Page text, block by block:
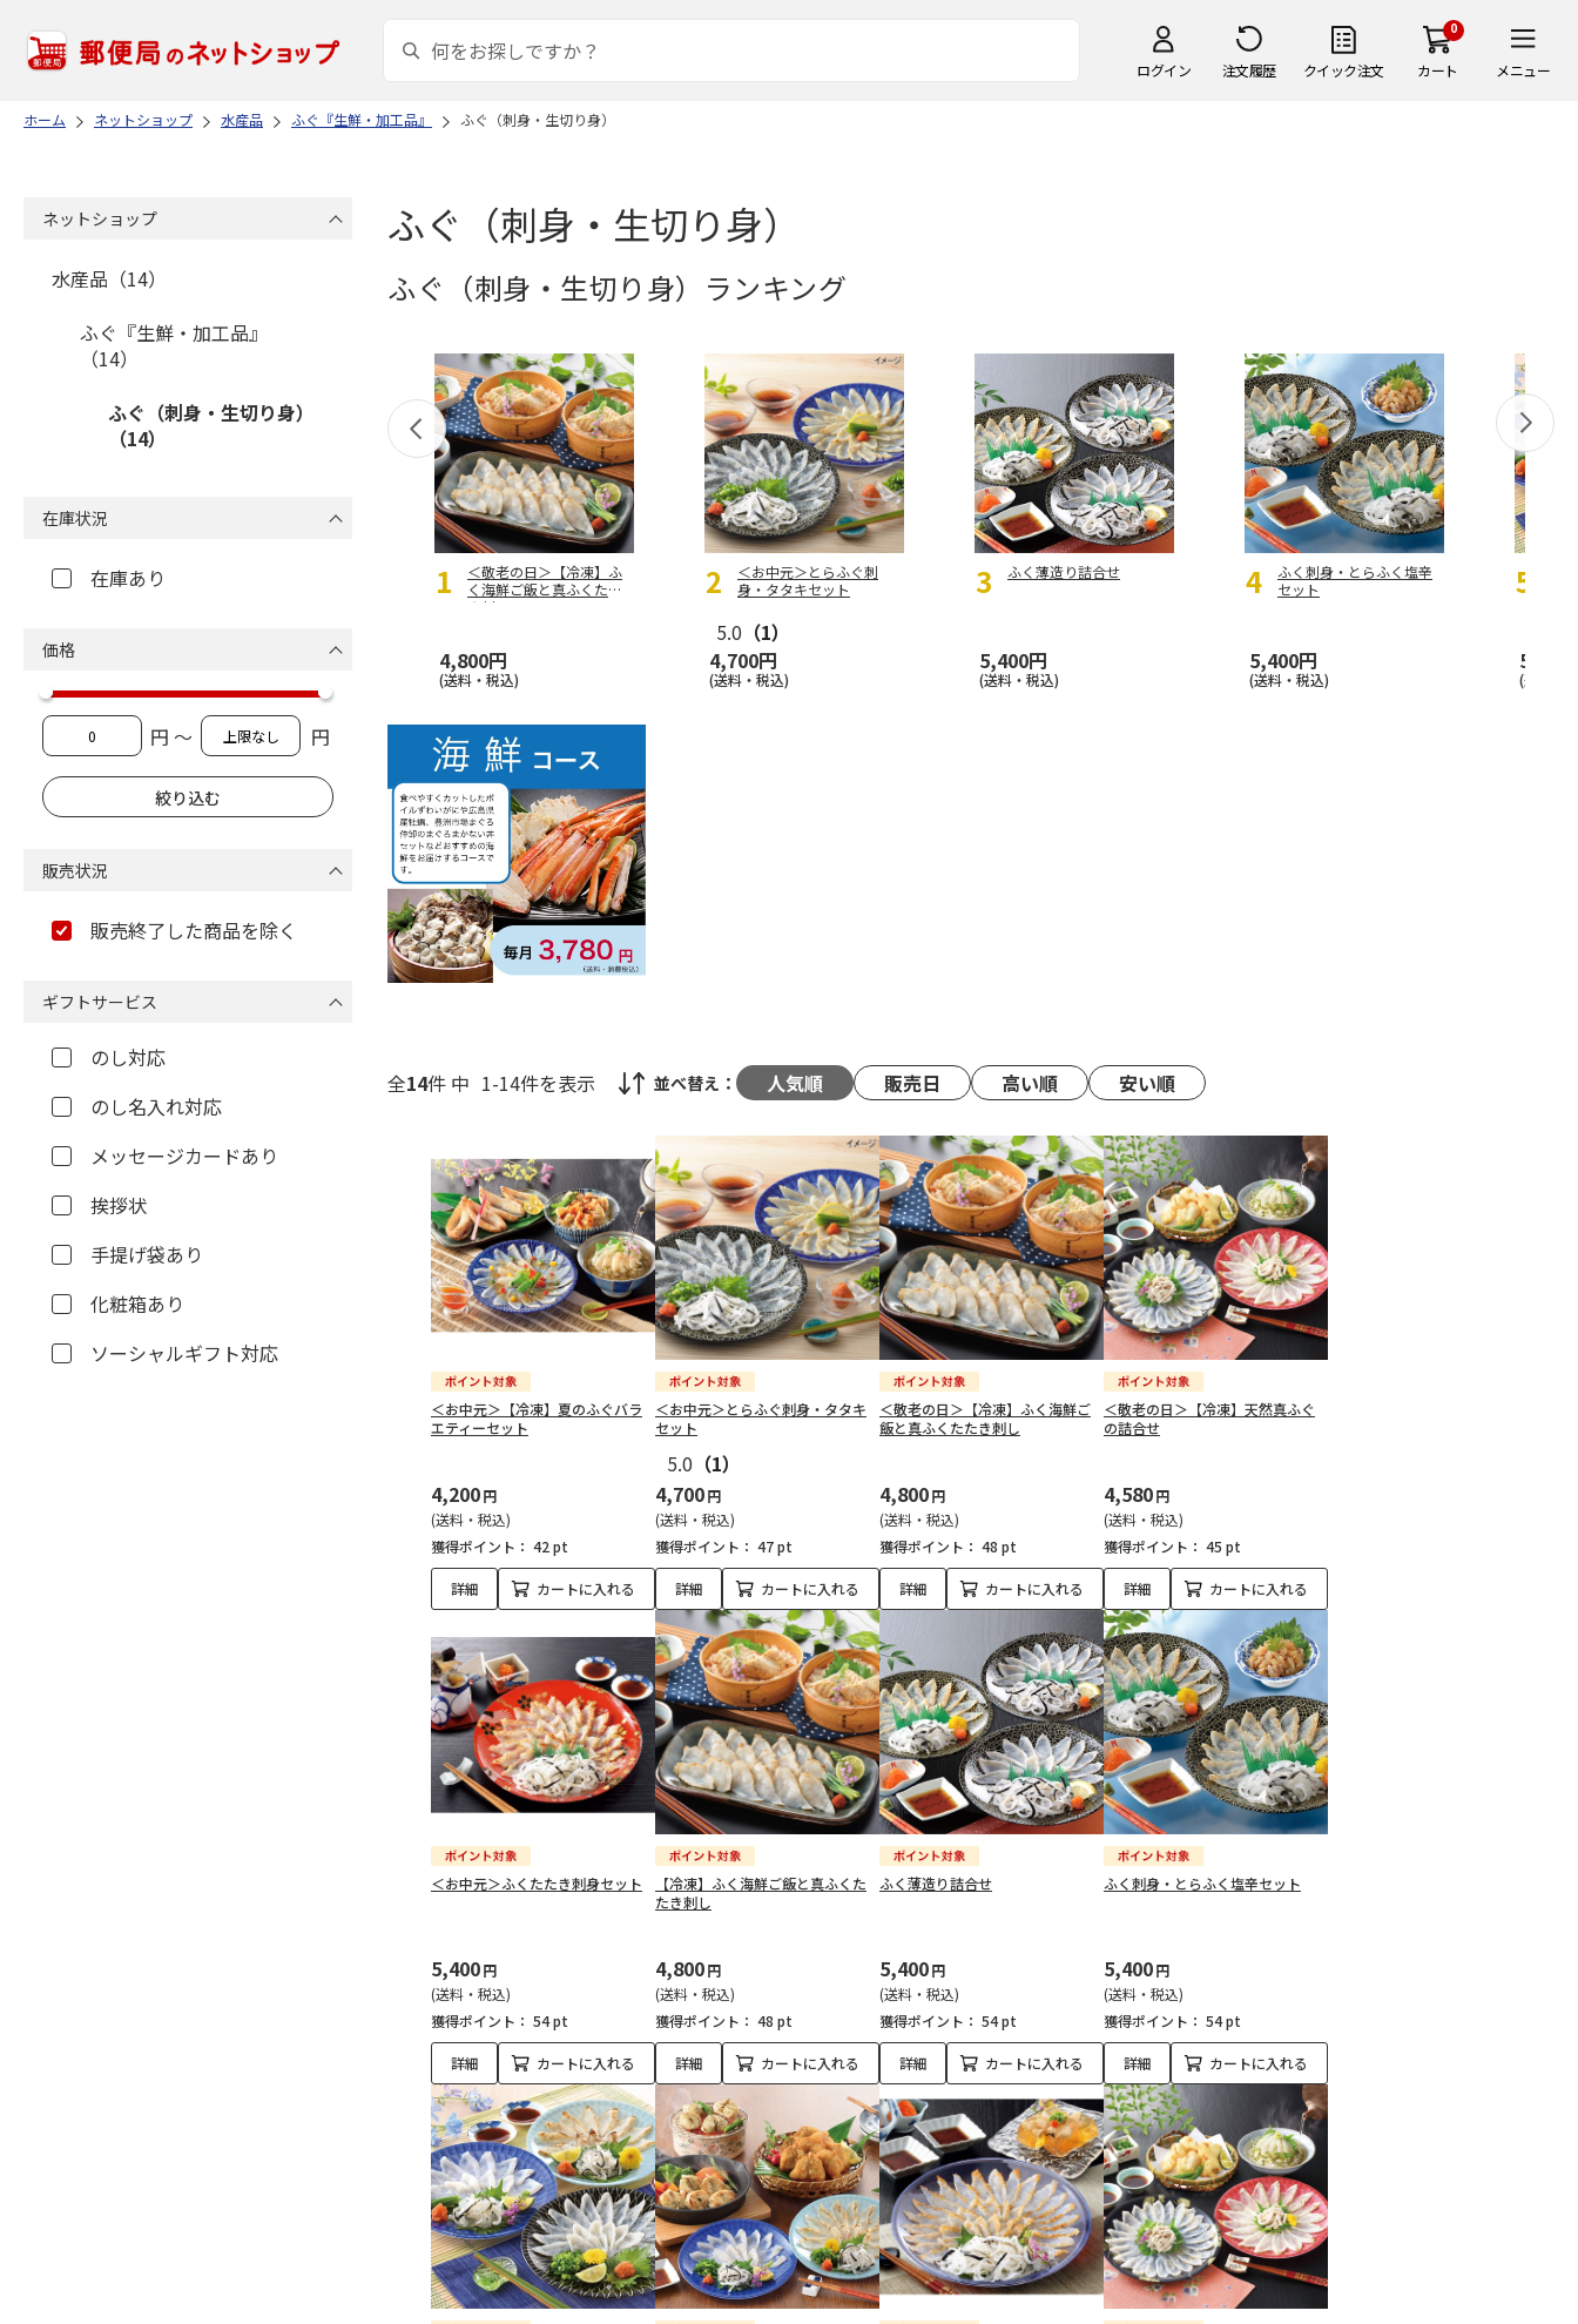
ログイン 注文履歴 クイック注文
0
カート メニュー
ホーム ネットショップ 水産品 ふぐ『生鮮・加工品』 ふぐ（刺身・生切り身）
ふぐ（刺身・生切り身）
ふぐ（刺身・生切り身）ランキング
＜敬老の日＞【冷凍】ふ
く海鮮ご飯と真ふくたた
き刺し
4,800円
(送料・税込)
＜お中元＞とらふぐ刺
身・タタキセット
5.0 （1）
4,700円
(送料・税込)
ふく薄造り詰合せ
5,400円
(送料・税込)
ふく刺身・とらふく塩辛
セット
5,400円
(送料・税込)
5,940
(送料・
おすすめの定期便
全14件 中 1-14件を表示 並べ替え： 人気順 販売日 高い順 安い順
＜お中元＞【冷凍】夏のふぐバラ
エティーセット
4,200円
(送料・税込)
獲得ポイント： 42 pt
詳細 カートに入れる
＜お中元＞とらふぐ刺身・タタキ
セット
5.0 （1）
4,700円
(送料・税込)
獲得ポイント： 47 pt
詳細 カートに入れる
＜敬老の日＞【冷凍】ふく海鮮ご
飯と真ふくたたき刺し
4,800円
(送料・税込)
獲得ポイント： 48 pt
詳細 カートに入れる
＜敬老の日＞【冷凍】天然真ふぐ
の詰合せ
4,580円
(送料・税込)
獲得ポイント： 45 pt
詳細 カートに入れる
＜お中元＞ふくたたき刺身セット
5,400円
(送料・税込)
獲得ポイント： 54 pt
詳細 カートに入れる
【冷凍】ふく海鮮ご飯と真ふくた
たき刺し
4,800円
(送料・税込)
獲得ポイント： 48 pt
詳細 カートに入れる
ふく薄造り詰合せ
5,400円
(送料・税込)
獲得ポイント： 54 pt
詳細 カートに入れる
ふく刺身・とらふく塩辛セット
5,400円
(送料・税込)
獲得ポイント： 54 pt
詳細 カートに入れる
ネットショップ
水産品（14）
ふぐ『生鮮・加工品』
（14）
ふぐ（刺身・生切り身）
（14）
在庫状況
在庫あり
価格
円 ～ 円
販売状況
販売終了した商品を除く
ギフトサービス
のし対応
のし名入れ対応
メッセージカードあり
挨拶状
手提げ袋あり
化粧箱あり
ソーシャルギフト対応